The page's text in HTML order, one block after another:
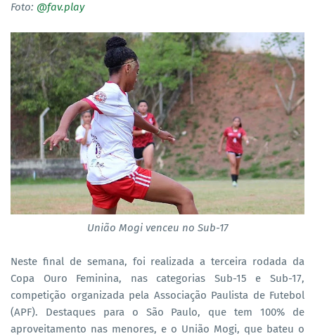
Foto: @fav.play
União Mogi venceu no Sub-17
Neste final de semana, foi realizada a terceira rodada da
Copa Ouro Feminina, nas categorias Sub-15 e Sub-17,
competição organizada pela Associação Paulista de Futebol
(APF). Destaques para o São Paulo, que tem 100% de
aproveitamento nas menores, e o União Mogi, que bateu o